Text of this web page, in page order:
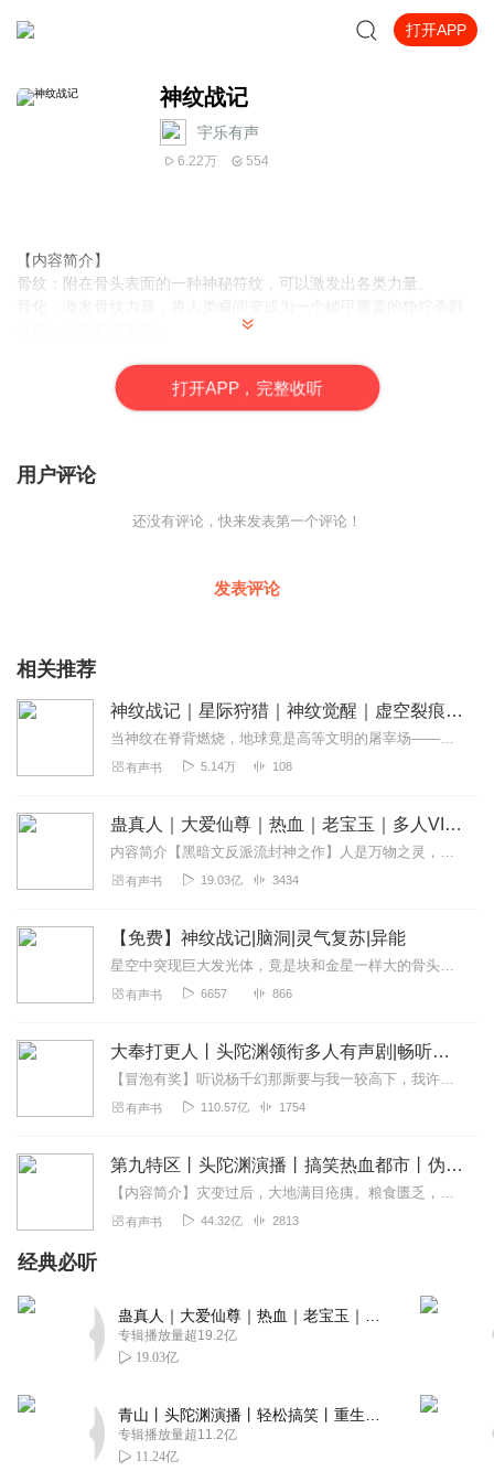
打开APP
神纹战记
宇乐有声
6.22万 554
【内容简介】
骨纹：附在骨头表面的一种神秘符纹，可以激发出各类力量。
怕护甲，拥有毁天灭地般的威力，战斗力不亚于一枚核弹。如果有
一天，这个世界因为一块星空外来的“骨头”而被颠覆。
作者：雨水，网络小说作家。
3、如在充值／购买环节遇到问题，您可通过页面右上方按钮，将页
面分享至微信内使用微信支付完成购买。
4、在购买过程中，如果您有任何问题，可以按以下步骤咨询在线客
第一步：您可在喜马拉雅APP【账号】-【帮助与反馈】”中咨询在线
客服
费精品】公众号，通过下方菜单栏里咨询在线客服
第三步：如果在线客服都未取得联系，也可拨打客服电话：400-
打开APP，完整收听
用户评论
还没有评论，快来发表第一个评论！
发表评论
相关推荐
神纹战记｜星际狩猎｜神纹觉醒｜虚空裂痕｜光门启封
当神纹在脊背燃烧，地球竟是高等文明的屠宰场——谁才是猎物？
有声书 5.14万 108
蛊真人｜大爱仙尊｜热血｜老宝玉｜多人VIP免费有声剧
内容简介【黑暗文反派流封神之作】人是万物之灵，蛊是天地真精。一个穿越者不断重生的故事。一个养蛊、炼蛊、用蛊的奇特世界。配音组（男角色）老宝玉旁白...
有声书 19.03亿 3434
【免费】神纹战记|脑洞|灵气复苏|异能
星空中突现巨大发光体，竟是块和金星一样大的骨头。其释放的蓝色光点让地球上动物异变，城市沦为废墟。与此同时，南山骨纹学院高手云集，故事围绕骨纹展开，一场未知的冒险...
有声书 6657 866
大奉打更人丨头陀渊领衔多人有声剧|畅听全集|王鹤棣、田曦薇主演影视剧原著|卖报小郎君
【冒泡有奖】听说杨千幻那厮要与我一较高下，我许七安要开始装叉了！快进入声音播放页戳下方输入框，冒个泡偷偷告诉我，我要用哪些诗词才能胜过他？说得好的，有赏！202...
有声书 110.57亿 1754
第九特区丨头陀渊演播丨搞笑热血都市丨伪戒丨VIP免费多人有声剧
【内容简介】灾变过后，大地满目疮痍。粮食匮乏，资源紧俏，局势混乱……一位从待规划区杀出来的青年，背对着漫天黄沙，孤身来到九区谋生，却不曾想偶然结识三五好友，一念...
有声书 44.32亿 2813
经典必听
专辑播放量超19.2亿
19.03亿
专辑播放量超11.2亿
11.24亿